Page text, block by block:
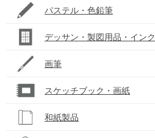
パステル・色鉛筆
デッサン・製図用品・インク
画筆
スケッチブック・画紙
和紙製品